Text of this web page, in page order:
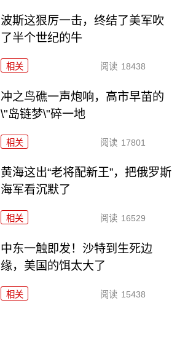
波斯这狠厉一击，终结了美军吹
了半个世纪的牛
相关 阅读 18438
冲之鸟礁一声炮响，高市早苗的
\"岛链梦\"碎一地
相关 阅读 17801
黄海这出“老将配新王”，把俄罗斯
海军看沉默了
相关 阅读 16529
中东一触即发！沙特到生死边
缘，美国的饵太大了
相关 阅读 15438